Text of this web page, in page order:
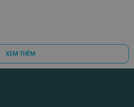
XEM THÊM